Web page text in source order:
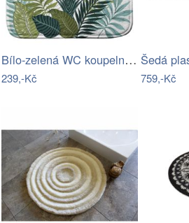
Bílo-zelená WC koupelnová předložka…
239,-Kč 759,-Kč